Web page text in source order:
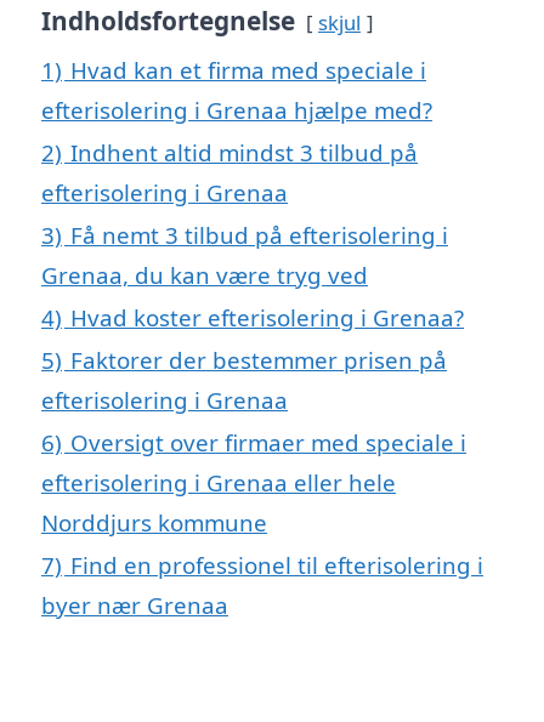
Indholdsfortegnelse skjul
1) Hvad kan et firma med speciale i
efterisolering i Grenaa hjælpe med?
2) Indhent altid mindst 3 tilbud på
efterisolering i Grenaa
3) Få nemt 3 tilbud på efterisolering i
Grenaa, du kan være tryg ved
4) Hvad koster efterisolering i Grenaa?
5) Faktorer der bestemmer prisen på
efterisolering i Grenaa
6) Oversigt over firmaer med speciale i
efterisolering i Grenaa eller hele
Norddjurs kommune
7) Find en professionel til efterisolering i
byer nær Grenaa